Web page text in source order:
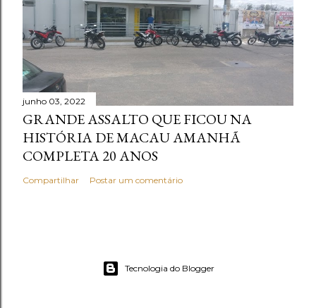
junho 03, 2022
GRANDE ASSALTO QUE FICOU NA
HISTÓRIA DE MACAU AMANHÃ
COMPLETA 20 ANOS
Compartilhar Postar um comentário
Tecnologia do Blogger